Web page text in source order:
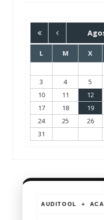
L M X
3
4 5
10
11 12
17
18 19
24
25 26
31
AUDITOOL +